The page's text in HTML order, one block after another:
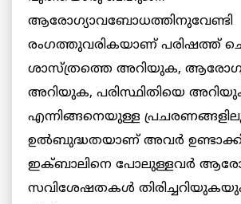
ആരോഗ്യാവബോധത്തിനുവേണ്ടി
രംഗത്തുവരികയാണ് പരിഷത്ത്
ശാസ്ത്രത്തെ അറിയുക,
അറിയുക, പരിസ്ഥിതിയെ
എന്നിങ്ങനെയുള്ള
ഉല്‍ബുദ്ധതയാണ് അവര്‍
ഇക്ബാലിനെ പോലുള്ളവര്‍
സവിശേഷതകള്‍